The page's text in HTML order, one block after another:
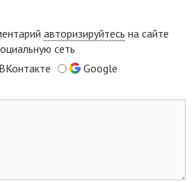
авторизируйтесь на сайте
сеть
ВКонтакте
Google